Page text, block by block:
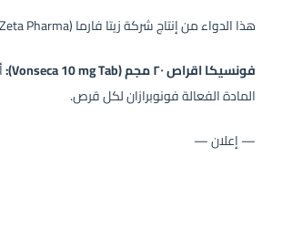
هذا الدواء من إنتاج شركة زيتا فارما (Zeta Pharma) يتوفر على هيئة أقراص بتركيزين هما:
فونسيكا اقراص ٢٠ مجم (Vonseca 10 mg Tab):
المادة الفعالة فونوبرازان لكل قرص.
— إعلان —